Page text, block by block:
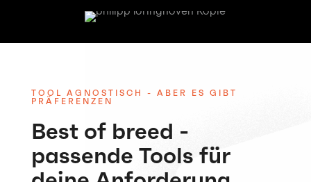
TOOL AGNOSTISCH - ABER ES GIBT
PRÄFERENZEN
Best of breed -
passende Tools für